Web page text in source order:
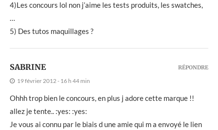
4)Les concours lol non j’aime les tests produits, les swatches,
…
5) Des tutos maquillages ?
SABRINE
19 février 2012 - 16 h 44 min
Ohhh trop bien le concours, en plus j adore cette marque !!
allez je tente.. :yes: :yes:
Je vous ai connu par le biais d une amie qui m a envoyé le lien
RÉPONDRE